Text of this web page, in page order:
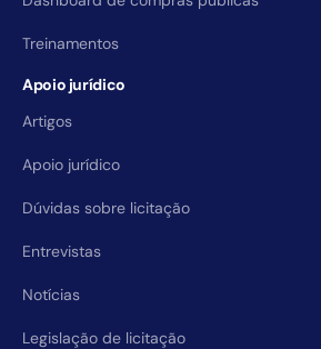
Treinamentos
Apoio jurídico
Artigos
Apoio jurídico
Dúvidas sobre licitação
Entrevistas
Notícias
Legislação de licitação